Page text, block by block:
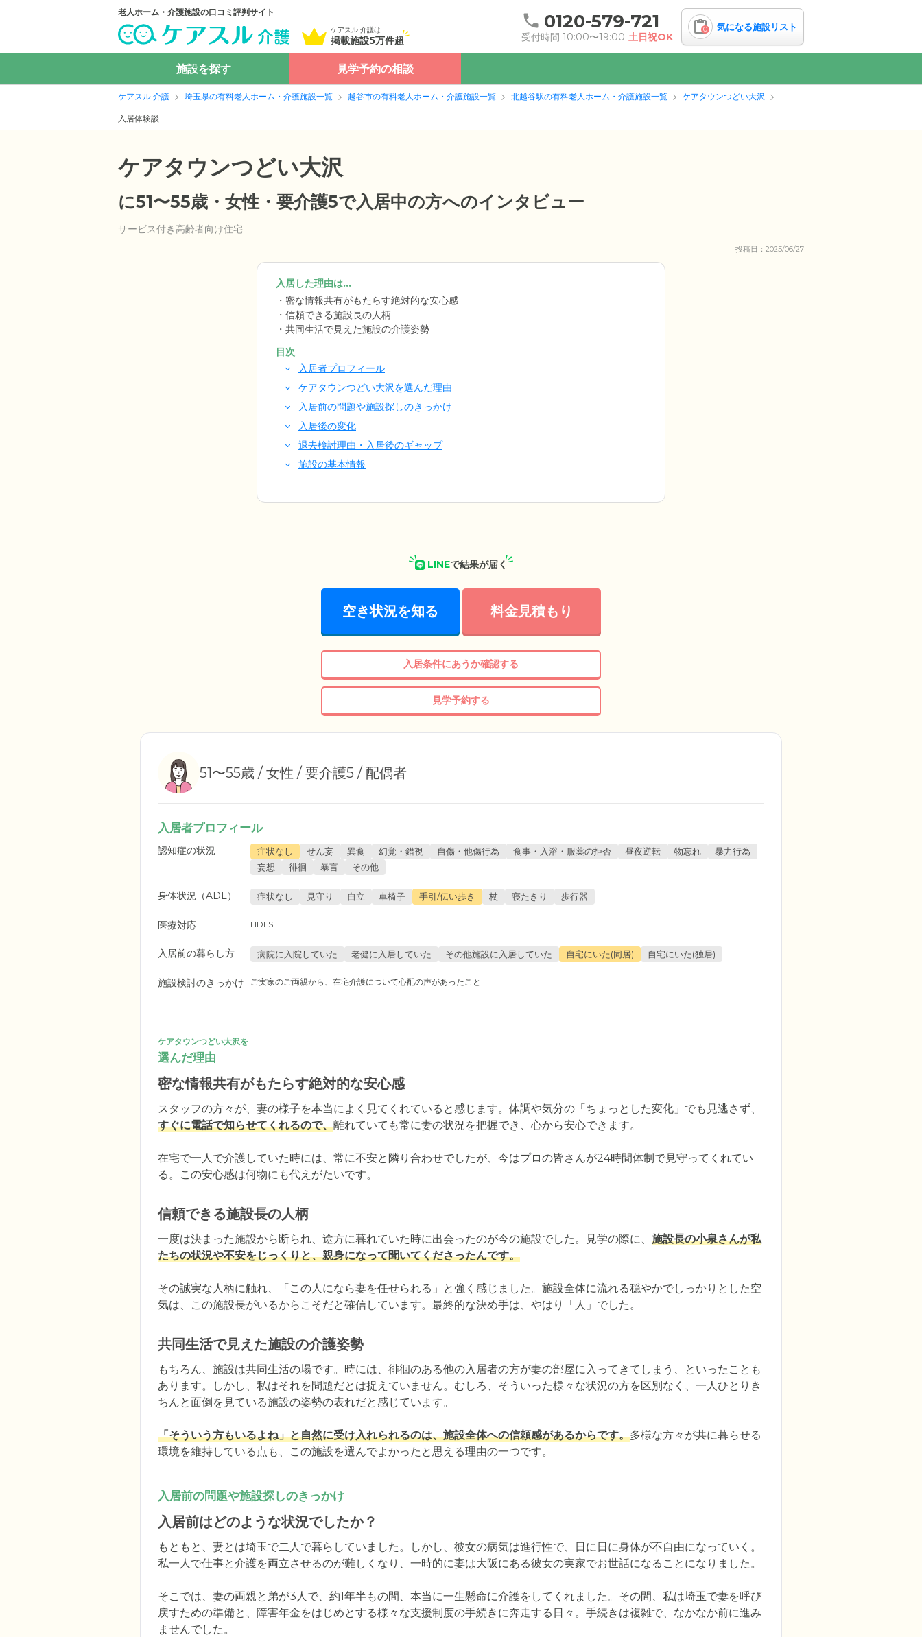
老人ホーム・介護施設の口コミ評判サイト
ケアスル 介護は
掲載施設5万件超
0120-579-721
受付時間 10:00〜19:00 土日祝OK
0 気になる施設リスト
施設を探す 見学予約の相談
ケアスル 介護 埼玉県の有料老人ホーム・介護施設一覧 越谷市の有料老人ホーム・介護施設一覧 北越谷駅の有料老人ホーム・介護施設一覧 ケアタウンつどい大沢
入居体験談
ケアタウンつどい大沢
に51〜55歳・女性・要介護5で入居中の方へのインタビュー
サービス付き高齢者向け住宅
投稿日：2025/06/27
入居した理由は...
密な情報共有がもたらす絶対的な安心感
信頼できる施設長の人柄
共同生活で見えた施設の介護姿勢
目次
入居者プロフィール
ケアタウンつどい大沢を選んだ理由
入居前の問題や施設探しのきっかけ
入居後の変化
退去検討理由・入居後のギャップ
施設の基本情報
LINEで結果が届く
空き状況を知る 料金見積もり
入居条件にあうか確認する
見学予約する
51〜55歳 / 女性 / 要介護5 / 配偶者
入居者プロフィール
認知症の状況 症状なし せん妄 異食 幻覚・錯視 自傷・他傷行為 食事・入浴・服薬の拒否 昼夜逆転 物忘れ
暴力行為
妄想
徘徊 暴言 その他
身体状況（ADL） 症状なし 見守り 自立 車椅子 手引/伝い歩き 杖 寝たきり 歩行器
医療対応 HDLS
入居前の暮らし方 病院に入院していた 老健に入居していた その他施設に入居していた 自宅にいた(同居) 自宅にいた(独居)
施設検討のきっかけ ご実家のご両親から、在宅介護について心配の声があったこと
ケアタウンつどい大沢を
選んだ理由
密な情報共有がもたらす絶対的な安心感
スタッフの方々が、妻の様子を本当によく見てくれていると感じます。体調や気分の「ちょっとした変化」でも見逃さず、
すぐに電話で知らせてくれるので、離れていても常に妻の状況を把握でき、心から安心できます。
在宅で一人で介護していた時には、常に不安と隣り合わせでしたが、今はプロの皆さんが24時間体制で見守ってくれてい
る。この安心感は何物にも代えがたいです。
信頼できる施設長の人柄
一度は決まった施設から断られ、途方に暮れていた時に出会ったのが今の施設でした。見学の際に、 施設長の小泉さんが私
たちの状況や不安をじっくりと、親身になって聞いてくださったんです。
その誠実な人柄に触れ、「この人になら妻を任せられる」と強く感じました。施設全体に流れる穏やかでしっかりとした空
気は、この施設長がいるからこそだと確信しています。最終的な決め手は、やはり「人」でした。
共同生活で見えた施設の介護姿勢
もちろん、施設は共同生活の場です。時には、徘徊のある他の入居者の方が妻の部屋に入ってきてしまう、といったことも
あります。しかし、私はそれを問題だとは捉えていません。むしろ、そういった様々な状況の方を区別なく、一人ひとりき
ちんと面倒を見ている施設の姿勢の表れだと感じています。
「そういう方もいるよね」と自然に受け入れられるのは、施設全体への信頼感があるからです。多様な方々が共に暮らせる
環境を維持している点も、この施設を選んでよかったと思える理由の一つです。
入居前の問題や施設探しのきっかけ
入居前はどのような状況でしたか？
もともと、妻とは埼玉で二人で暮らしていました。しかし、彼女の病気は進行性で、日に日に身体が不自由になっていく。
私一人で仕事と介護を両立させるのが難しくなり、一時的に妻は大阪にある彼女の実家でお世話になることになりました。
そこでは、妻の両親と弟が3人で、約1年半もの間、本当に一生懸命に介護をしてくれました。その間、私は埼玉で妻を呼び
戻すための準備と、障害年金をはじめとする様々な支援制度の手続きに奔走する日々。手続きは複雑で、なかなか前に進み
ませんでした。